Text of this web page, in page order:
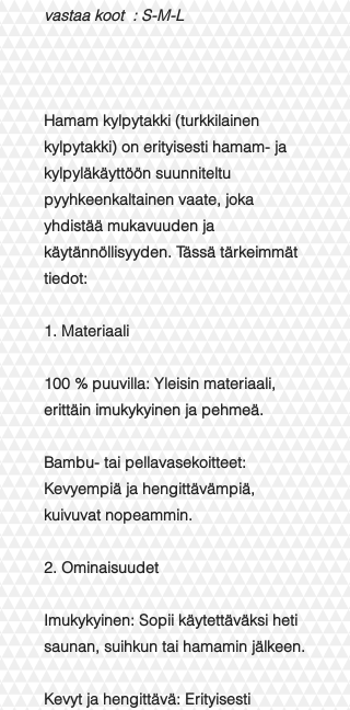
vastaa koot : S-M-L
Hamam kylpytakki (turkkilainen
kylpytakki) on erityisesti hamam- ja
kylpyläkäyttöön suunniteltu
pyyhkeenkaltainen vaate, joka
yhdistää mukavuuden ja
käytännöllisyyden. Tässä tärkeimmät
tiedot:
1. Materiaali
100 % puuvilla: Yleisin materiaali,
erittäin imukykyinen ja pehmeä.
Bambu- tai pellavasekoitteet:
Kevyempiä ja hengittävämpiä,
kuivuvat nopeammin.
2. Ominaisuudet
Imukykyinen: Sopii käytettäväksi heti
saunan, suihkun tai hamamin jälkeen.
Kevyt ja hengittävä: Erityisesti